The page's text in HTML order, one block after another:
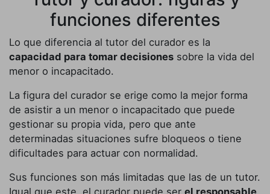
funciones diferentes
Lo que diferencia al tutor del curador es la
capacidad para tomar decisiones sobre la vida del
menor o incapacitado.
La figura del curador se erige como la mejor forma
de asistir a un menor o incapacitado que puede
gestionar su propia vida, pero que ante
determinadas situaciones sufre bloqueos o tiene
dificultades para actuar con normalidad.
Sus funciones son más limitadas que las de un tutor.
Igual que este, el curador puede ser el responsable